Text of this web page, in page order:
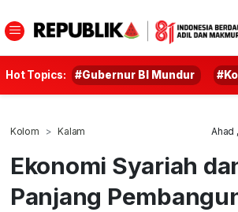
Hot Topics: #Gubernur BI Mundur
Kolom Kalam Ahad
Ekonomi Syariah
Panjang